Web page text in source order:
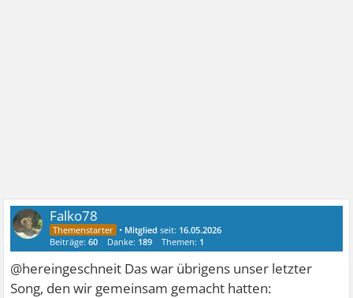
Falko78
• Mitglied seit: 16.05.2026
Beiträge:60 Danke: 189 Themen: 1
@hereingeschneit Das war übrigens unser letzter
Song, den wir gemeinsam gemacht hatten: